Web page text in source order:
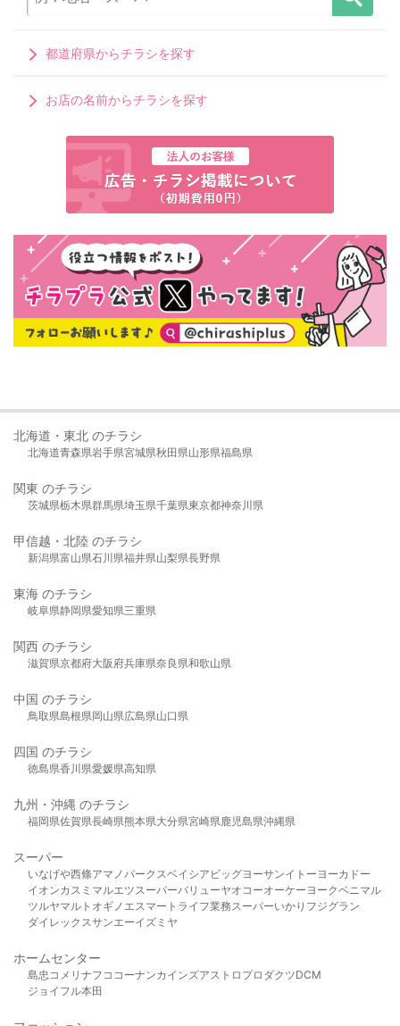
都道府県からチラシを探す
お店の名前からチラシを探す
北海道・東北 のチラシ
北海道青森県岩手県宮城県秋田県山形県福島県
関東 のチラシ
茨城県栃木県群馬県埼玉県千葉県東京都神奈川県
甲信越・北陸 のチラシ
新潟県富山県石川県福井県山梨県長野県
東海 のチラシ
岐阜県静岡県愛知県三重県
関西 のチラシ
滋賀県京都府大阪府兵庫県奈良県和歌山県
中国 のチラシ
鳥取県島根県岡山県広島県山口県
四国 のチラシ
徳島県香川県愛媛県高知県
九州・沖縄 のチラシ
福岡県佐賀県長崎県熊本県大分県宮崎県鹿児島県沖縄県
スーパー
いなげや西條アマノパークスベイシア ビッグヨーサンイトーヨーカドー
イオンカスミ マルエツスーパーバリューヤオコーオーケー ヨークベニマル
ツルヤマルト オギノ エスマート ライフ業務スーパーいかり フジグラン
ダイレックスサンエーイズミヤ
ホームセンター
島忠 コメリ ナフコ コーナンカインズアストロプロダクツDCM
ジョイフル本田